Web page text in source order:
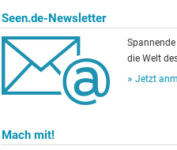
Seen.de-Newsletter
die Welt
Jetzt
Mach mit!